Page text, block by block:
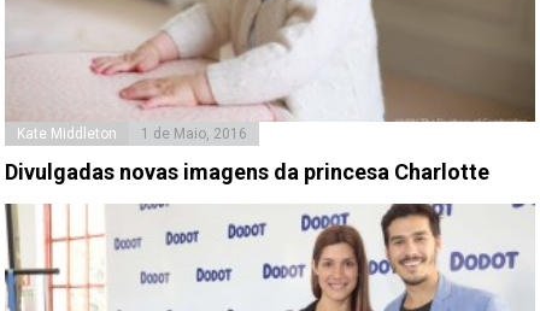
Kate Middleton 1 de Maio, 2016
Divulgadas novas imagens da princesa Charlotte